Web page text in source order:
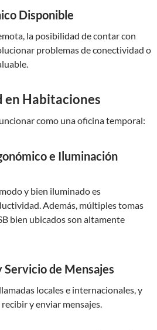
Disponible
la posibilidad de contar con
problemas de conectividad o
en Habitaciones
como una oficina temporal:
e Iluminación
y bien iluminado es
Además, múltiples tomas
bien ubicados son altamente
Servicio de Mensajes
locales e internacionales, y
y enviar mensajes.